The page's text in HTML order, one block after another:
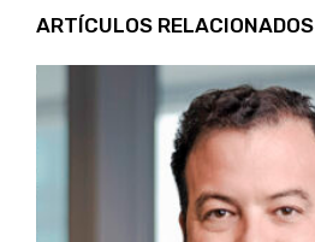
ARTÍCULOS RELACIONADOS